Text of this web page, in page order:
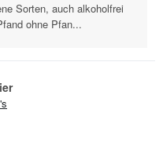
Sorten, auch alkoholfrei
ohne Pfan...